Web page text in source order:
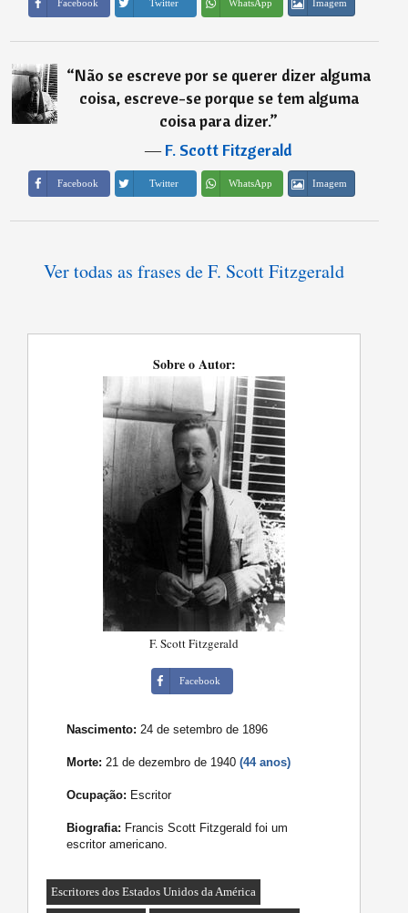
Facebook Twitter WhatsApp Imagem
“Não se escreve por se querer dizer alguma
coisa, escreve-se porque se tem alguma
coisa para dizer.”
―F. Scott Fitzgerald
Facebook Twitter WhatsApp Imagem
Ver todas as frases de F. Scott Fitzgerald
Sobre o Autor:
F. Scott Fitzgerald
Facebook
Nascimento: 24 de setembro de 1896
Morte: 21 de dezembro de 1940(44 anos)
Ocupação: Escritor
Biografia: Francis Scott Fitzgerald foi um
escritor americano.
Escritores dos Estados Unidos da América